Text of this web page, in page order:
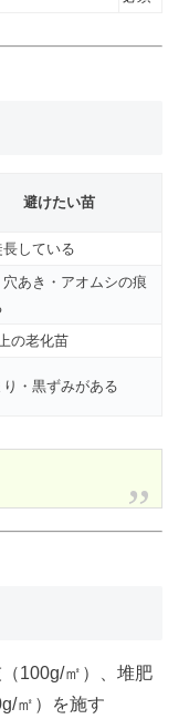
避けたい苗
している
あき・アオムシの痕
の老化苗
・黒ずみがある
100g/㎡）、堆肥
㎡）を施す